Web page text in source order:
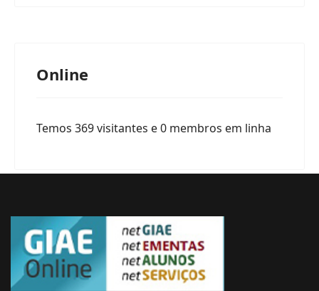
Online
Temos 369 visitantes e 0 membros em linha